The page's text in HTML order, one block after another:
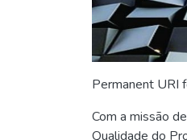
Permanent URI
Com a missão
Qualidade do